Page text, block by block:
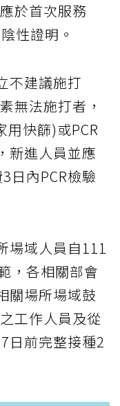
於首次服務
性證明。
不建議施打
無法施打者，
快篩)或PCR
新進人員並應
日內PCR檢驗
場域人員自111
，各相關部會
關場所場域鼓
工作人員及從
日前完整接種2